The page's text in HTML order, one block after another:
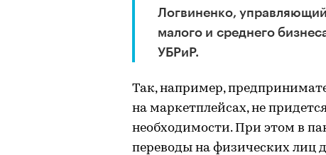
Логвиненко,
малого и среднего
УБРиР.
Так, например,
на маркетплейсах, не
необходимости. При этом в
переводы на физических лиц